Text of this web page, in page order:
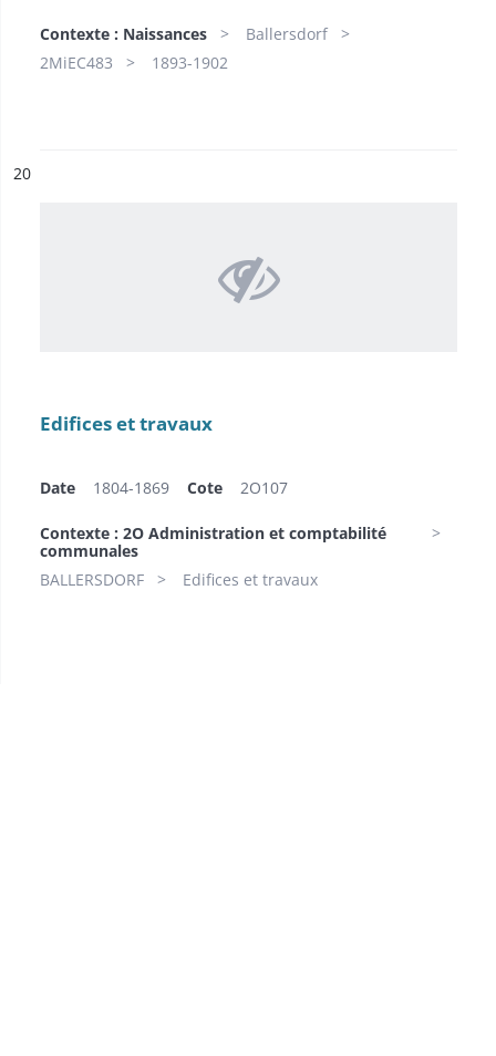
Contexte : Naissances
Ballersdorf
2MiEC483
1893-1902
n°
20
Edifices et travaux
Date 1804-1869 Cote 2O107
Contexte : 2O Administration et comptabilité
communales
BALLERSDORF
Edifices et travaux